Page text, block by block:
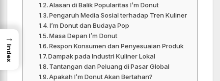
Alasan di Balik Popularitas I’m Donut
Pengaruh Media Sosial terhadap Tren Kuliner
I’m Donut dan Budaya Pop
Masa Depan I’m Donut
Respon Konsumen dan Penyesuaian Produk
Dampak pada Industri Kuliner Lokal
Tantangan dan Peluang di Pasar Global
Apakah I’m Donut Akan Bertahan?
→
Index